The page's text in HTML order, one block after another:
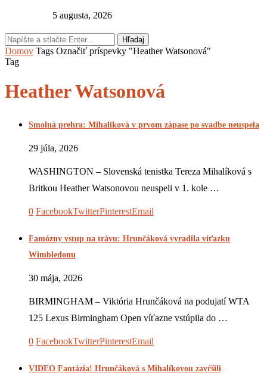
5 augusta, 2026
Hľadaj
Domov Tags Označiť príspevky "Heather Watsonová"
Tag
Heather Watsonová
Smolná prehra: Mihalíková v prvom zápase po svadbe neuspela
29 júla, 2026
WASHINGTON – Slovenská tenistka Tereza Mihalíková s
Britkou Heather Watsonovou neuspeli v 1. kole …
0 FacebookTwitterPinterestEmail
Famózny vstup na trávu: Hrunčáková vyradila víťazku
Wimbledonu
30 mája, 2026
BIRMINGHAM – Viktória Hrunčáková na podujatí WTA
125 Lexus Birmingham Open víťazne vstúpila do …
0 FacebookTwitterPinterestEmail
VIDEO Fantázia! Hrunčáková s Mihalíkovou zavŕšili